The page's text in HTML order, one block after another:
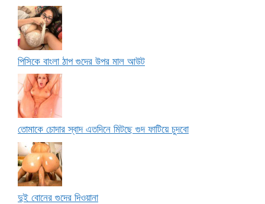
পিসিকে বাংলা ঠাপ গুদের উপর মাল আউট
তোমাকে চোদার স্বাদ এতদিনে মিটছে গুদ ফাটিয়ে চুদবো
দুই বোনের গুদের দিওয়ানা